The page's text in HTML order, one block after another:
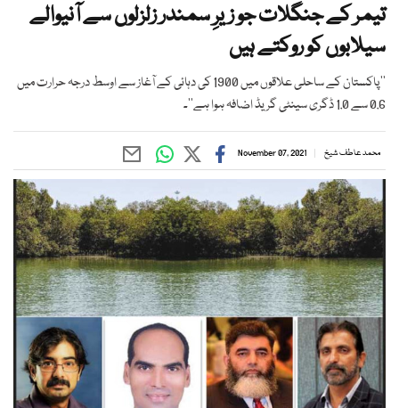
تیمر کے جنگلات جو زیرِ سمندر زلزلوں سے آنیوالے
سیلابوں کو روکتے ہیں
’’پاکستان کے ساحلی علاقوں میں 1900 کی دہائی کے آغاز سے اوسط درجہ حرارت میں
0.6 سے 1.0 ڈگری سینٹی گریڈ اضافہ ہوا ہے‘‘۔
محمد عاطف شیخ November 07, 2021